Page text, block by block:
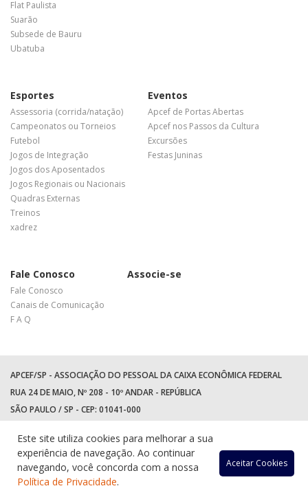
Flat Paulista
Suarão
Subsede de Bauru
Ubatuba
Esportes
Assessoria (corrida/natação)
Campeonatos ou Torneios
Futebol
Jogos de Integração
Jogos dos Aposentados
Jogos Regionais ou Nacionais
Quadras Externas
Treinos
xadrez
Eventos
Apcef de Portas Abertas
Apcef nos Passos da Cultura
Excursões
Festas Juninas
Fale Conosco
Fale Conosco
Canais de Comunicação
F A Q
Associe-se
APCEF/SP - ASSOCIAÇÃO DO PESSOAL DA CAIXA ECONÔMICA FEDERAL
RUA 24 DE MAIO, Nº 208 - 10º ANDAR - REPÚBLICA
SÃO PAULO / SP - CEP: 01041-000
WhatsApp: (11) 94597-5758
Acessar
Acessar
Este site utiliza cookies para melhorar a sua
experiência de navegação. Ao continuar
navegando, você concorda com a nossa
Política de Privacidade.
Aceitar Cookies